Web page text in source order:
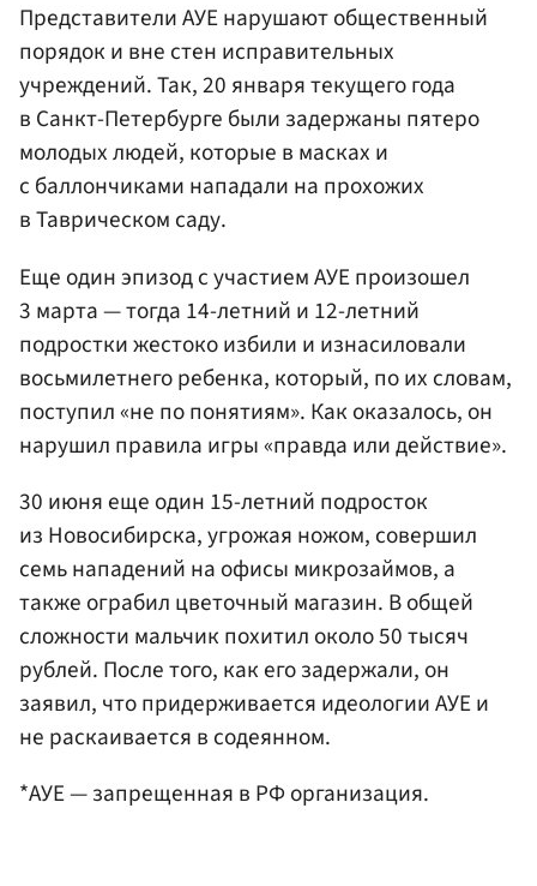
Представители АУЕ нарушают общественный
порядок и вне стен исправительных
учреждений. Так, 20 января текущего года
в Санкт-Петербурге были задержаны пятеро
молодых людей, которые в масках и
с баллончиками нападали на прохожих
в Таврическом саду.
Еще один эпизод с участием АУЕ произошел
3 марта — тогда 14-летний и 12-летний
подростки жестоко избили и изнасиловали
восьмилетнего ребенка, который, по их словам,
поступил «не по понятиям». Как оказалось, он
нарушил правила игры «правда или действие».
30 июня еще один 15-летний подросток
из Новосибирска, угрожая ножом, совершил
семь нападений на офисы микрозаймов, а
также ограбил цветочный магазин. В общей
сложности мальчик похитил около 50 тысяч
рублей. После того, как его задержали, он
заявил, что придерживается идеологии АУЕ и
не раскаивается в содеянном.
*АУЕ — запрещенная в РФ организация.